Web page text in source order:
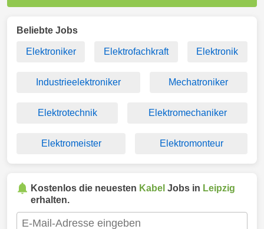
Beliebte Jobs
Elektroniker Elektrofachkraft Elektronik
Industrieelektroniker Mechatroniker
Elektrotechnik Elektromechaniker
Elektromeister Elektromonteur
Kostenlos die neuesten Kabel Jobs in Leipzig
erhalten.